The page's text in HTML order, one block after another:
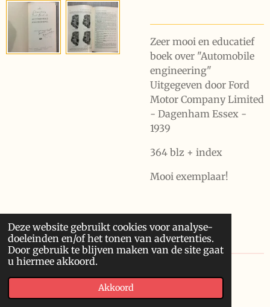
Deze website gebruikt cookies voor analyse-
doeleinden en/of het tonen van advertenties.
Door gebruik te blijven maken van de site gaat
u hiermee akkoord.
Akkoord
Zeer mooi en educatief
boek over "Automobile
engineering"
Uitgegeven door Ford
Motor Company Limited
- Dagenham Essex -
1939
364 blz + index
Mooi exemplaar!